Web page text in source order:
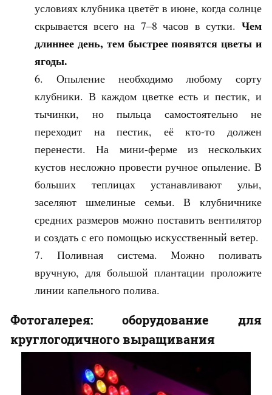
условиях клубника цветёт в июне, когда солнце
скрывается всего на 7–8 часов в сутки. Чем
длиннее день, тем быстрее появятся цветы и
ягоды.
Опыление необходимо любому сорту
клубники. В каждом цветке есть и пестик, и
тычинки, но пыльца самостоятельно не
переходит на пестик, её кто-то должен
перенести. На мини-ферме из нескольких
кустов несложно провести ручное опыление. В
больших теплицах устанавливают ульи,
заселяют шмелиные семьи. В клубничнике
средних размеров можно поставить вентилятор
и создать с его помощью искусственный ветер.
Поливная система. Можно поливать
вручную, для большой плантации проложите
линии капельного полива.
Фотогалерея: оборудование для
круглогодичного выращивания